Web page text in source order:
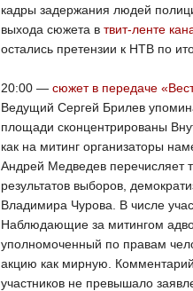
кадры задержания людей
выхода сюжета в твит-ленте
остались претензии к НТВ по
20:00 — сюжет в передаче
Ведущий Сергей Брилев
площади сконцентрированы
как на митинг организаторы
Андрей Медведев перечисляет
результатов выборов,
Владимира Чурова. В числе
Наблюдающие за митингом
уполномоченный по правам
акцию как мирную.
участников не превышало